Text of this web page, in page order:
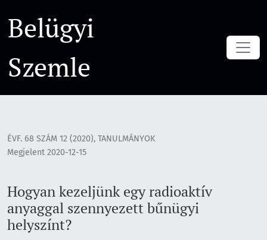
Belügyi
Szemle
ÉVF. 68 SZÁM 12 (2020), TANULMÁNYOK
Hogyan kezeljünk egy radioaktív
anyaggal szennyezett bűnügyi
helyszínt?
Megjelent 2020-12-15